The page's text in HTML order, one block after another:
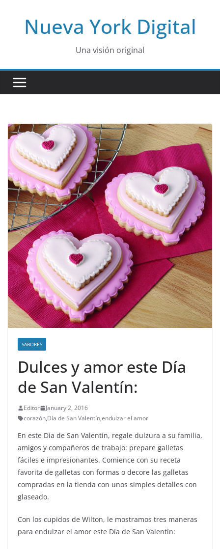
contentNueva York Digital
Una visión original
SABORES
Dulces y amor este Día
de San Valentín:
Editor
January 2, 2016
corazón,Día de San Valentín,endulzar el amor
En este Día de San Valentín, regale dulzura a su familia,
amigos y compañeros de trabajo: prepare galletas
fáciles e impresionantes. Comience con su receta
favorita de galletas con formas o decore las galletas
compradas en la tienda con unos simples detalles con
glaseado.
Con los cupidos de Wilton, le mostramos tres maneras
para endulzar el amor este Día de San Valentín: